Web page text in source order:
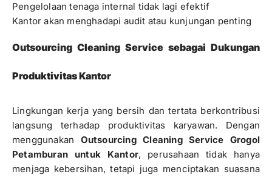
Pengelolaan tenaga internal tidak lagi efektif
Kantor akan menghadapi audit atau kunjungan penting
Outsourcing Cleaning Service sebagai Dukungan
Produktivitas Kantor
Lingkungan kerja yang bersih dan tertata berkontribusi
langsung terhadap produktivitas karyawan. Dengan
menggunakan Outsourcing Cleaning Service Grogol
Petamburan untuk Kantor, perusahaan tidak hanya
menjaga kebersihan, tetapi juga menciptakan suasana